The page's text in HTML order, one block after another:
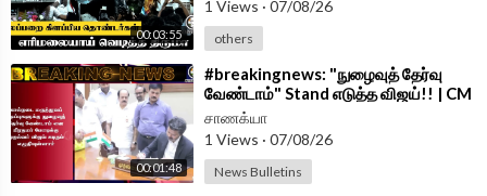
chanakyaa_tv/?hl=en
Android App -https://play.google.com/store/....apps/details?id=
00:03:55
1 Views · 07/08/26
others
00:01:48
⁣#breakingnews: "நுழைவுத் தேர்வு
வேண்டாம்" Stand எடுத்த விஜய்!! | CM
Vijay Letter To PM Modi
சாணக்யா
1 Views · 07/08/26
News Bulletins